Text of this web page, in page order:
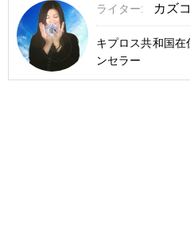
ライター: カズコ
キプロス共和国在
ンセラー